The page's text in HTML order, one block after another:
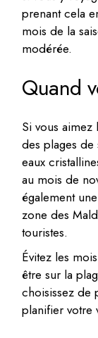
prenant cela
mois de la
modérée.
Quand
Si vous
des plages
eaux
au mois de
également
zone des
touristes.
Évitez les
être sur la
choisissez de
planifier votre